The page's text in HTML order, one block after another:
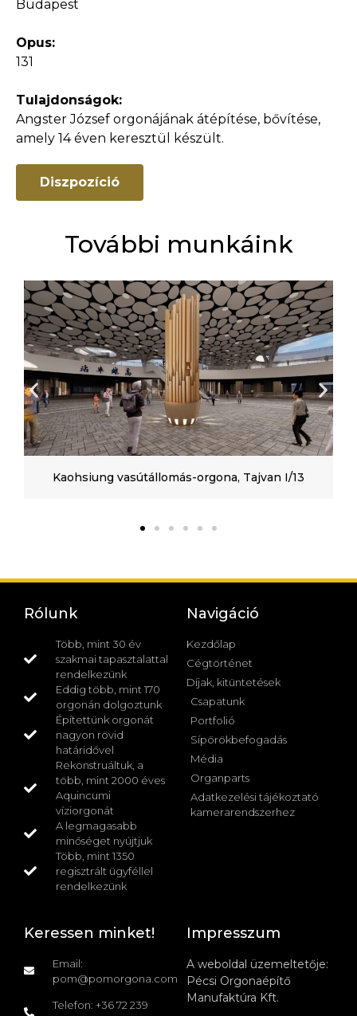
Budapest
Opus:
131
Tulajdonságok:
Angster József orgonájának átépítése, bővítése,
amely 14 éven keresztül készült.
Diszpozíció
További munkáink
Kaohsiung vasútállomás-orgona, Tajvan I/13
Rólunk
Több, mint 30 év
szakmai tapasztalattal
rendelkezünk
Eddig több, mint 170
orgonán dolgoztunk
Építettünk orgonát
nagyon rövid
határidővel
Rekonstruáltuk, a
több, mint 2000 éves
Aquincumi
víziorgonát
A legmagasabb
minőséget nyújtjuk
Több, mint 1350
regisztrált ügyféllel
rendelkezünk
Navigáció
Kezdőlap
Cégtörténet
Díjak, kitüntetések
Csapatunk
Portfolió
Sípörökbefogadás
Média
Organparts
Adatkezelési tájékoztató
kamerarendszerhez
Keressen minket!
Email:
pom@pomorgona.com
Telefon: +36 72 239
Impresszum
A weboldal üzemeltetője:
Pécsi Orgonaépítő
Manufaktúra Kft.